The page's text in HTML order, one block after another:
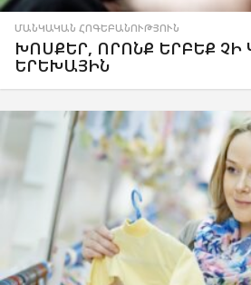
ՄԱՆԿԱԿԱՆ ՀՈԳԵԲԱՆՈՒԹՅՈՒՆ
ԽՈՍՔԵՐ, ՈՐՈՆՔ ԵՐԲԵՔ ՉԻ
ԵՐԵԽԱՅԻՆ